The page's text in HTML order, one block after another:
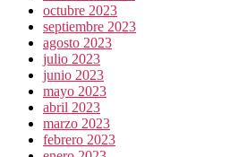
octubre 2023
septiembre 2023
agosto 2023
julio 2023
junio 2023
mayo 2023
abril 2023
marzo 2023
febrero 2023